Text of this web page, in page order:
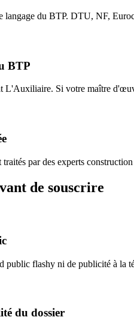
du BTP. DTU, NF,
BTP
L'Auxiliaire. Si votre maître
par des experts
de souscrire
flashy ni de publicité à la
du dossier